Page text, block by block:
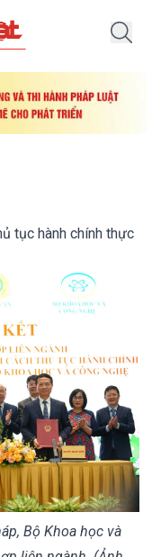
tục hành chính thực
Bộ Khoa học và